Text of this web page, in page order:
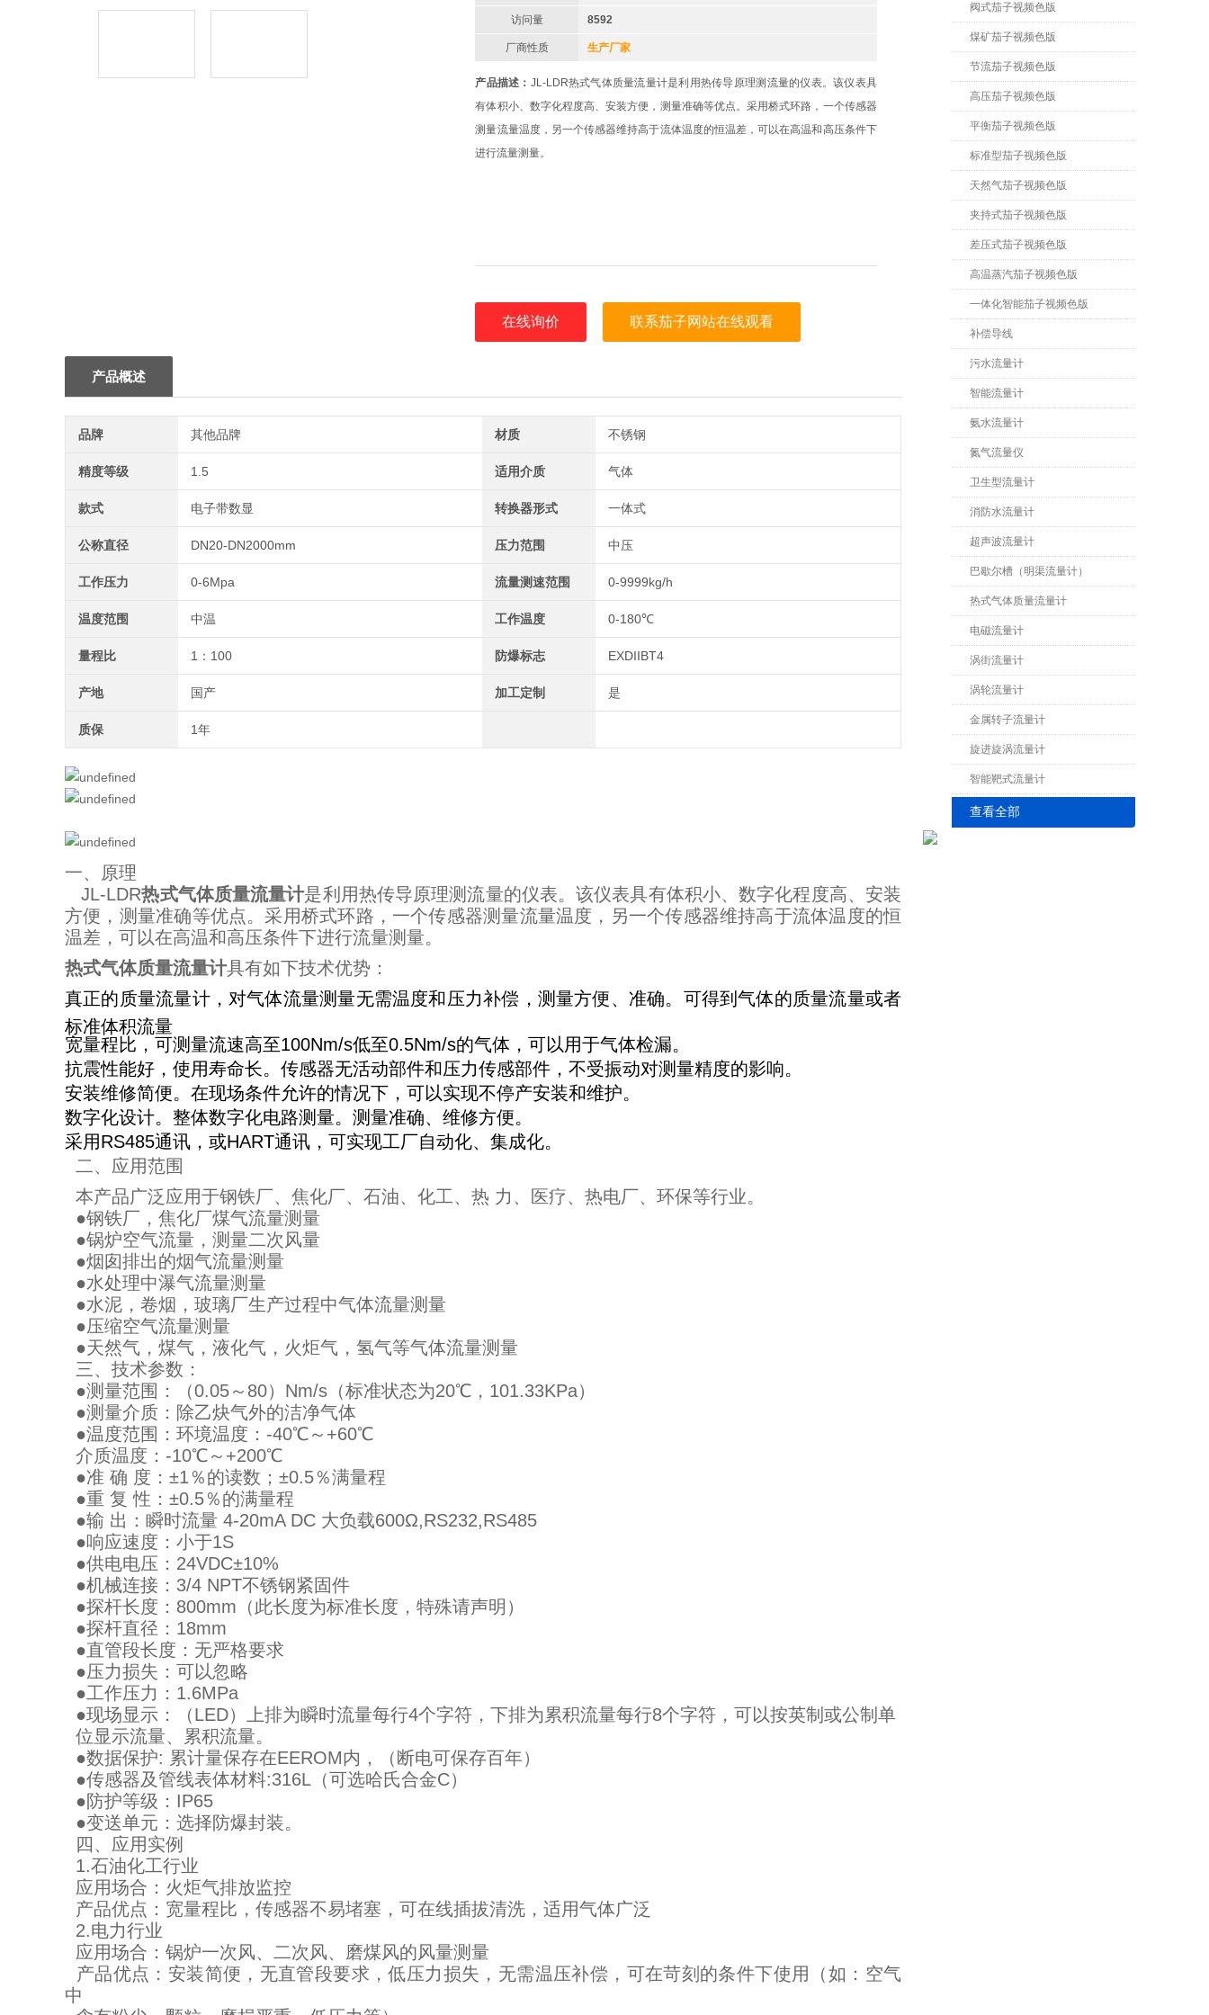
阀式茄子视频色版
煤矿茄子视频色版
节流茄子视频色版
高压茄子视频色版
平衡茄子视频色版
标准型茄子视频色版
天然气茄子视频色版
夹持式茄子视频色版
差压式茄子视频色版
高温蒸汽茄子视频色版
一体化智能茄子视频色版
补偿导线
污水流量计
智能流量计
氨水流量计
氮气流量仪
卫生型流量计
消防水流量计
超声波流量计
巴歇尔槽（明渠流量计）
热式气体质量流量计
电磁流量计
涡街流量计
涡轮流量计
金属转子流量计
旋进旋涡流量计
智能靶式流量计
查看全部
访问量 8592
厂商性质 生产厂家
产品描述： JL-LDR热式气体质量流量计是利用热传导原理测流量的仪表。该仪表具
有体积小、数字化程度高、安装方便，测量准确等优点。采用桥式环路，一个传感器
测量流量温度，另一个传感器维持高于流体温度的恒温差，可以在高温和高压条件下
进行流量测量。
在线询价 联系茄子网站在线观看
产品概述
品牌 其他品牌 材质 不锈钢
精度等级 1.5 适用介质 气体
款式 电子带数显 转换器形式 一体式
公称直径 DN20-DN2000mm 压力范围 中压
工作压力 0-6Mpa 流量测速范围 0-9999kg/h
温度范围 中温 工作温度 0-180℃
量程比 1：100 防爆标志 EXDIIBT4
产地 国产 加工定制 是
质保 1年
一、原理
JL-LDR热式气体质量流量计是利用热传导原理测流量的仪表。该仪表具有体积小、数字化程度高、安装
方便，测量准确等优点。采用桥式环路，一个传感器测量流量温度，另一个传感器维持高于流体温度的恒
温差，可以在高温和高压条件下进行流量测量。
热式气体质量流量计具有如下技术优势：
真正的质量流量计，对气体流量测量无需温度和压力补偿，测量方便、准确。可得到气体的质量流量或者
标准体积流量
宽量程比，可测量流速高至100Nm/s低至0.5Nm/s的气体，可以用于气体检漏。
抗震性能好，使用寿命长。传感器无活动部件和压力传感部件，不受振动对测量精度的影响。
安装维修简便。在现场条件允许的情况下，可以实现不停产安装和维护。
数字化设计。整体数字化电路测量。测量准确、维修方便。
采用RS485通讯，或HART通讯，可实现工厂自动化、集成化。
二、应用范围
本产品广泛应用于钢铁厂、焦化厂、石油、化工、热 力、医疗、热电厂、环保等行业。
●钢铁厂，焦化厂煤气流量测量
●锅炉空气流量，测量二次风量
●烟囱排出的烟气流量测量
●水处理中瀑气流量测量
●水泥，卷烟，玻璃厂生产过程中气体流量测量
●压缩空气流量测量
●天然气，煤气，液化气，火炬气，氢气等气体流量测量
三、技术参数：
●测量范围：（0.05～80）Nm/s（标准状态为20℃，101.33KPa）
●测量介质：除乙炔气外的洁净气体
●温度范围：环境温度：-40℃～+60℃
介质温度：-10℃～+200℃
●准 确 度：±1％的读数；±0.5％满量程
●重 复 性：±0.5％的满量程
●输 出：瞬时流量 4-20mA DC 大负载600Ω,RS232,RS485
●响应速度：小于1S
●供电电压：24VDC±10%
●机械连接：3/4 NPT不锈钢紧固件
●探杆长度：800mm（此长度为标准长度，特殊请声明）
●探杆直径：18mm
●直管段长度：无严格要求
●压力损失：可以忽略
●工作压力：1.6MPa
●现场显示：（LED）上排为瞬时流量每行4个字符，下排为累积流量每行8个字符，可以按英制或公制单
位显示流量、累积流量。
●数据保护: 累计量保存在EEROM内，（断电可保存百年）
●传感器及管线表体材料:316L（可选哈氏合金C）
●防护等级：IP65
●变送单元：选择防爆封装。
四、应用实例
1.石油化工行业
应用场合：火炬气排放监控
产品优点：宽量程比，传感器不易堵塞，可在线插拔清洗，适用气体广泛
2.电力行业
应用场合：锅炉一次风、二次风、磨煤风的风量测量
产品优点：安装简便，无直管段要求，低压力损失，无需温压补偿，可在苛刻的条件下使用（如：空气
中